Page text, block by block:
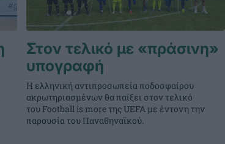
Στον τελικό με «πράσινη»
υπογραφή
Η ελληνική αντιπροσωπεία ποδοσφαίρου
ακρωτηριασμένων θα παίξει στον τελικό
του Football is more της UEFA με έντονη την
παρουσία του Παναθηναϊκού.